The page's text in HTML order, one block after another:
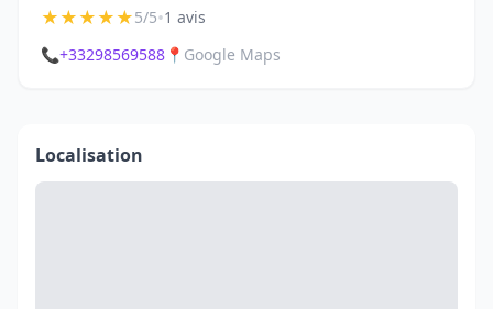
★★★★★5/5•1 avis
📞+33298569588 📍 Google Maps
Localisation